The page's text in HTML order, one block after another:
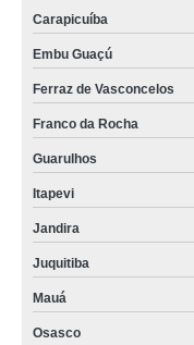
Carapicuíba
Embu Guaçú
Ferraz de Vasconcelos
Franco da Rocha
Guarulhos
Itapevi
Jandira
Juquitiba
Mauá
Osasco